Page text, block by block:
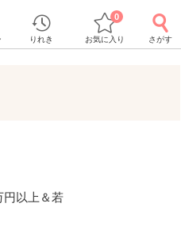
りれき お気に入り
0
さがす
以上＆若